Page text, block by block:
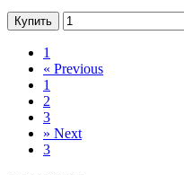
Купить
1
« Previous
1
2
3
» Next
3